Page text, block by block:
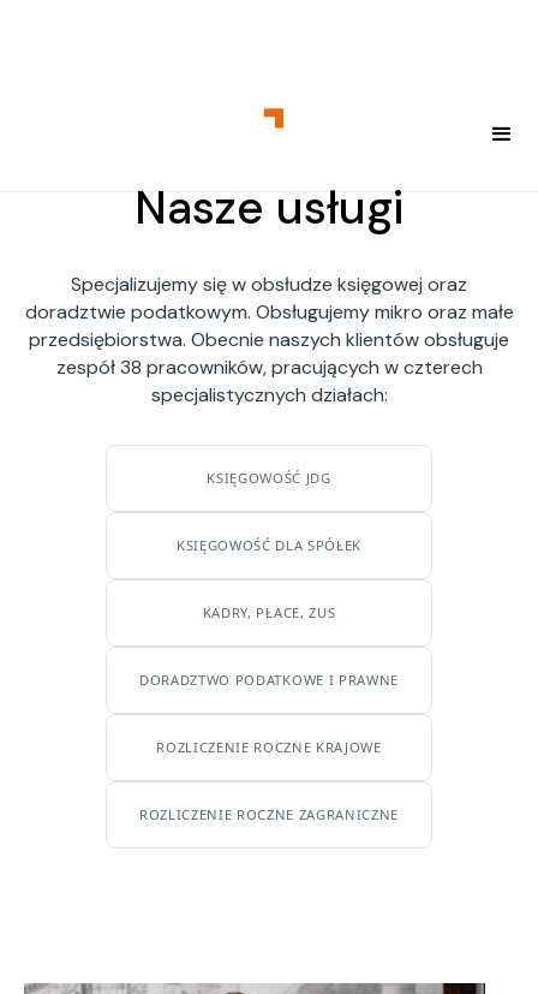
Nasze usługi
Specjalizujemy się w obsłudze księgowej oraz
doradztwie podatkowym. Obsługujemy mikro oraz małe
przedsiębiorstwa. Obecnie naszych klientów obsługuje
zespół 38 pracowników, pracujących w czterech
specjalistycznych działach:
KSIĘGOWOŚĆ JDG
KSIĘGOWOŚĆ DLA SPÓŁEK
KADRY, PŁACE, ZUS
DORADZTWO PODATKOWE I PRAWNE
ROZLICZENIE ROCZNE KRAJOWE
ROZLICZENIE ROCZNE ZAGRANICZNE